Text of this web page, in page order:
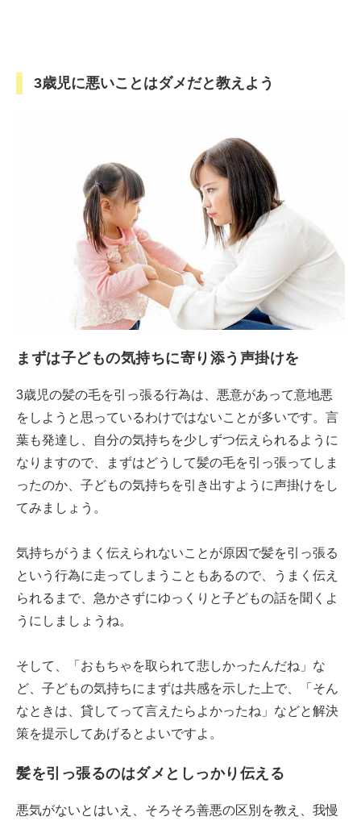
3歳児に悪いことはダメだと教えよう
まずは子どもの気持ちに寄り添う声掛けを
3歳児の髪の毛を引っ張る行為は、悪意があって意地悪
をしようと思っているわけではないことが多いです。言
葉も発達し、自分の気持ちを少しずつ伝えられるように
なりますので、まずはどうして髪の毛を引っ張ってしま
ったのか、子どもの気持ちを引き出すように声掛けをし
てみましょう。
気持ちがうまく伝えられないことが原因で髪を引っ張る
という行為に走ってしまうこともあるので、うまく伝え
られるまで、急かさずにゆっくりと子どもの話を聞くよ
うにしましょうね。
そして、「おもちゃを取られて悲しかったんだね」な
ど、子どもの気持ちにまずは共感を示した上で、「そん
なときは、貸してって言えたらよかったね」などと解決
策を提示してあげるとよいですよ。
髪を引っ張るのはダメとしっかり伝える
悪気がないとはいえ、そろそろ善悪の区別を教え、我慢